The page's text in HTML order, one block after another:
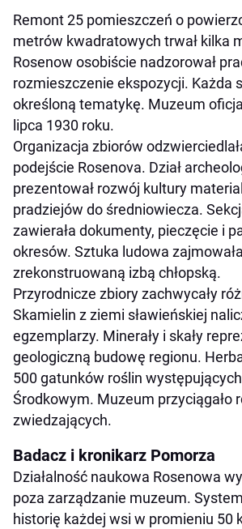
Remont 25 pomieszczeń o
metrów kwadratowych trwał kilka
Rosenow osobiście nadzorował
rozmieszczenie ekspozycji. Każda
określoną tematykę. Muzeum
lipca 1930 roku.
Organizacja zbiorów
podejście Rosenova. Dział
prezentował rozwój kultury
pradziejów do średniowiecza.
zawierała dokumenty, pieczęcie i
okresów. Sztuka ludowa
zrekonstruowaną izbą chłopską.
Przyrodnicze zbiory zachwycały
Skamielin z ziemi sławieńskiej
egzemplarzy. Minerały i skały
geologiczną budowę regionu.
500 gatunków roślin
Środkowym. Muzeum przyciągało
zwiedzających.
Badacz i kronikarz Pomorza
Działalność naukowa Rosenowa
poza zarządzanie muzeum.
historię każdej wsi w promieniu 50